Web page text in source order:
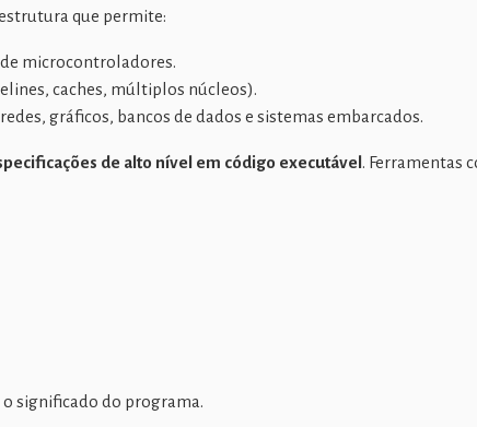
que permite:
microcontroladores.
caches, múltiplos núcleos).
gráficos, bancos de dados e sistemas embarcados.
de alto nível em código executável. Ferramentas
significado do programa.